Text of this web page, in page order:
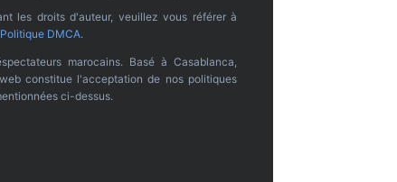
les droits d'auteur, veuillez vous référer à
Politique DMCA.
marocains. Basé à Casablanca,
constitue l'acceptation de nos politiques
ci-dessus.